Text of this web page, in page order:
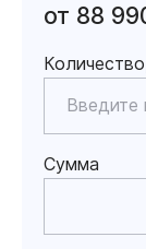
от 88
Сумма